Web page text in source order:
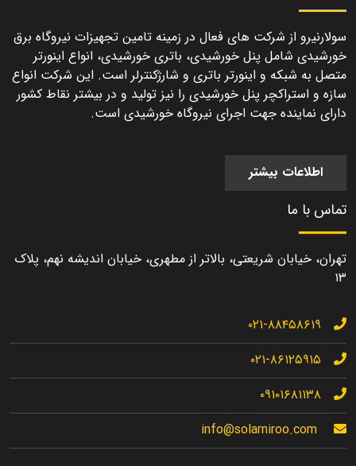
سولارنیرو از شرکت های فعال در زمینه تامین تجهیزات نیروگاه برق
خورشیدی شامل پنل خورشیدی، باتری خورشیدی، انواع اینورتر
متصل به شبکه و اینورتر باتری و شارژکنترلر است. این شرکت انواع
سازه و استراکچر پنل خورشیدی را نیز تولید و در بیشتر نقاط کشور
دارای نماینده جهت اجرای نیروگاه خورشیدی است.
اطلاعات بیشتر
تماس با ما
تهران، خیابان شریعتی، بالاتر از مطهری، خیابان اندیشه نهم، پلاک
۱۳
۰۲۱-۸۸۴۵۸۶۱۹
۰۲۱-۸۶۱۲۵۹۱۵
۰۹۱۰۱۶۸۱۱۳۸
info@solarniroo.com